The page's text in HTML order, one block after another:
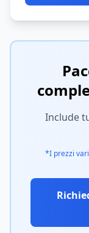
Include
*I prezzi